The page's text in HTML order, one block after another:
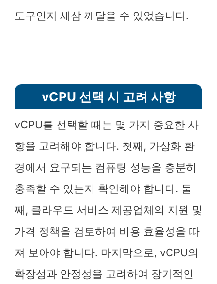
도구인지 새삼 깨달을 수 있었습니다.
vCPU 선택 시 고려 사항
vCPU를 선택할 때는 몇 가지 중요한 사
항을 고려해야 합니다. 첫째, 가상화 환
경에서 요구되는 컴퓨팅 성능을 충분히
충족할 수 있는지 확인해야 합니다. 둘
째, 클라우드 서비스 제공업체의 지원 및
가격 정책을 검토하여 비용 효율성을 따
져 보아야 합니다. 마지막으로, vCPU의
확장성과 안정성을 고려하여 장기적인